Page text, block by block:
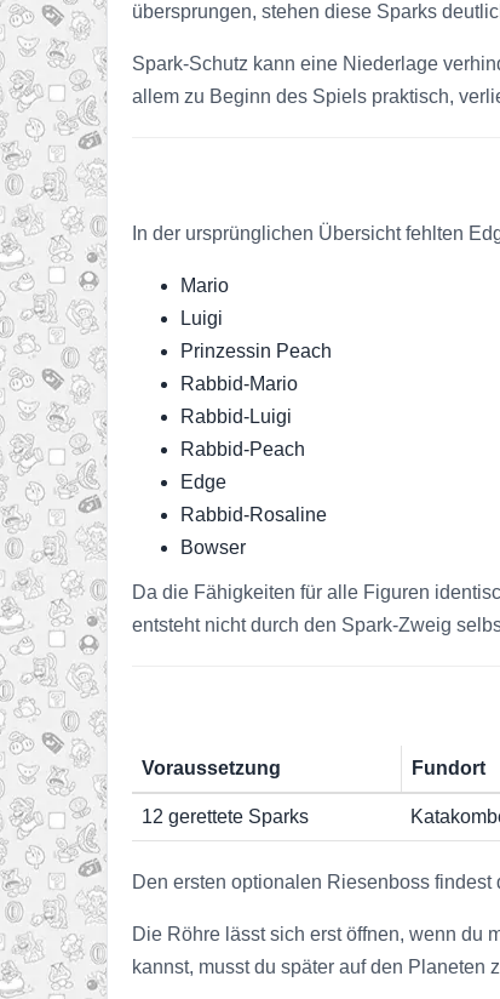
übersprungen, stehen diese Sparks
Spark-Schutz kann eine Niederlage
allem zu Beginn des Spiels praktisch,
In der ursprünglichen Übersicht fehlten
Mario
Luigi
Prinzessin Peach
Rabbid-Mario
Rabbid-Luigi
Rabbid-Peach
Edge
Rabbid-Rosaline
Bowser
Da die Fähigkeiten für alle Figuren
entsteht nicht durch den Spark-Zweig
Voraussetzung Fundort
12 gerettete Sparks
Den ersten optionalen Riesenboss findest
Die Röhre lässt sich erst öffnen, wenn du
kannst, musst du später auf den Planeten